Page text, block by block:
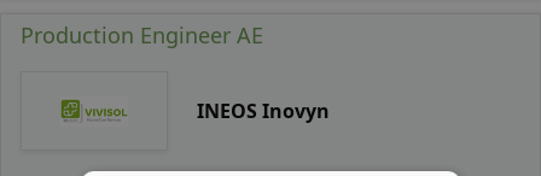
Production Engineer AE
INEOS Inovyn